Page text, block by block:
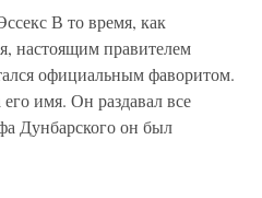
В то время, как
настоящим правителем
официальным фаворитом.
имя. Он раздавал все
Дунбарского он был